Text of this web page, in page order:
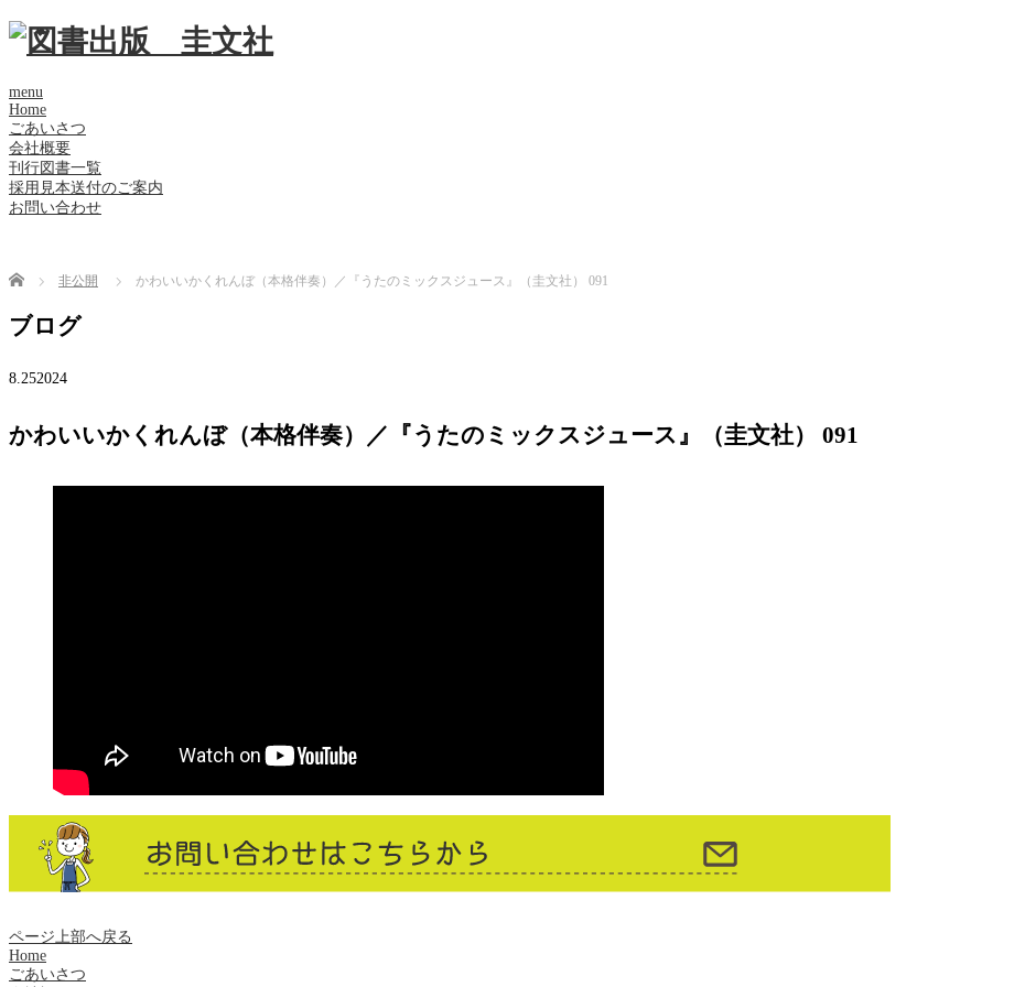
menu
Home
ごあいさつ
会社概要
刊行図書一覧
採用見本送付のご案内
お問い合わせ
Home 非公開 かわいいかくれんぼ（本格伴奏）／『うたのミックスジュース』（圭文社） 091
ブログ
8.252024
かわいいかくれんぼ（本格伴奏）／『うたのミックスジュース』（圭文社） 091
ページ上部へ戻る
Home
ごあいさつ